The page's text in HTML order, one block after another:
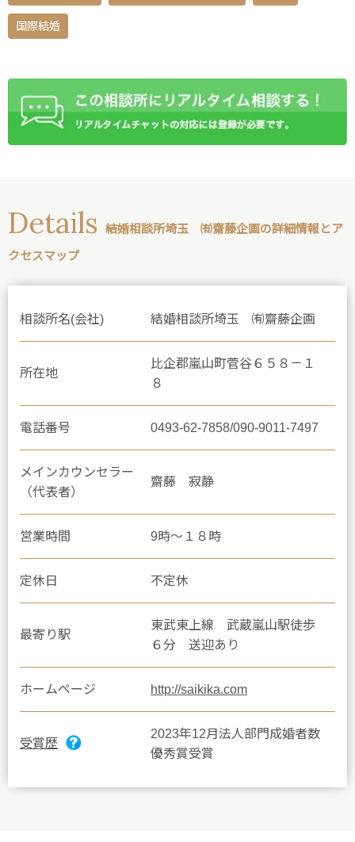
国際結婚
Details
結婚相談所埼玉 ㈲齋藤企画の詳細情報とア
クセスマップ
相談所名(会社) 結婚相談所埼玉 ㈲齋藤企画
所在地
比企郡嵐山町菅谷６５８－１
８
電話番号 0493-62-7858/090-9011-7497
メインカウンセラー
（代表者）
齋藤 寂静
営業時間 9時～１８時
定休日 不定休
最寄り駅
東武東上線 武蔵嵐山駅徒歩
６分 送迎あり
ホームページ http://saikika.com
受賞歴
2023年12月法人部門成婚者数
優秀賞受賞